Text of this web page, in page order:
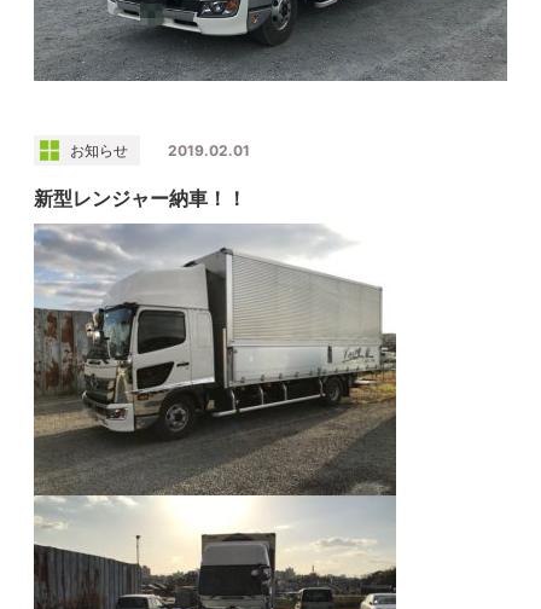
お知らせ 2019.02.01
新型レンジャー納車！！